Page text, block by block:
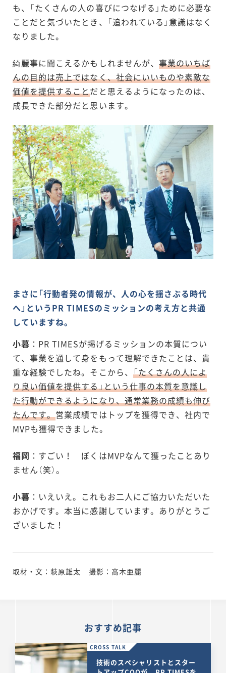
も、「たくさんの人の喜びにつなげる」ために必要な
ことだと気づいたとき、「追われている」意識はなく
なりました。
綺麗事に聞こえるかもしれませんが、 事業のいちば
んの目的は売上ではなく、社会にいいものや素敵な
価値を提供することだと思えるようになったのは、
成長できた部分だと思います。
まさに「行動者発の情報が、人の心を揺さぶる時代
へ」というPR TIMESのミッションの考え方と共通
していますね。
小暮 ：PR TIMESが掲げるミッションの本質につい
て、事業を通して身をもって理解できたことは、貴
重な経験でしたね。そこから、 「たくさんの人によ
り良い価値を提供する」という仕事の本質を意識し
た行動ができるようになり、通常業務の成績も伸び
たんです。営業成績ではトップを獲得でき、社内で
MVPも獲得できました。
福岡 ：すごい！ ぼくはMVPなんて獲ったことあり
ません（笑）。
小暮 ：いえいえ。これもお二人にご協力いただいた
おかげです。本当に感謝しています。ありがとうご
ざいました！
取材・文：萩原雄太 撮影：高木亜麗
おすすめ記事
CROSS TALK
技術のスペシャリストとスター